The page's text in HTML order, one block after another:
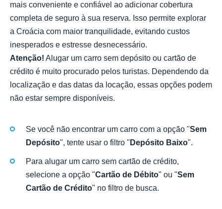
mais conveniente e confiável ao adicionar cobertura
completa de seguro à sua reserva. Isso permite explorar
a Croácia com maior tranquilidade, evitando custos
inesperados e estresse desnecessário.
Atenção! Alugar um carro sem depósito ou cartão de
crédito é muito procurado pelos turistas. Dependendo da
localização e das datas da locação, essas opções podem
não estar sempre disponíveis.
Se você não encontrar um carro com a opção "Sem
Depósito", tente usar o filtro " Depósito Baixo".
Para alugar um carro sem cartão de crédito,
selecione a opção "Cartão de Débito" ou "Sem
Cartão de Crédito" no filtro de busca.